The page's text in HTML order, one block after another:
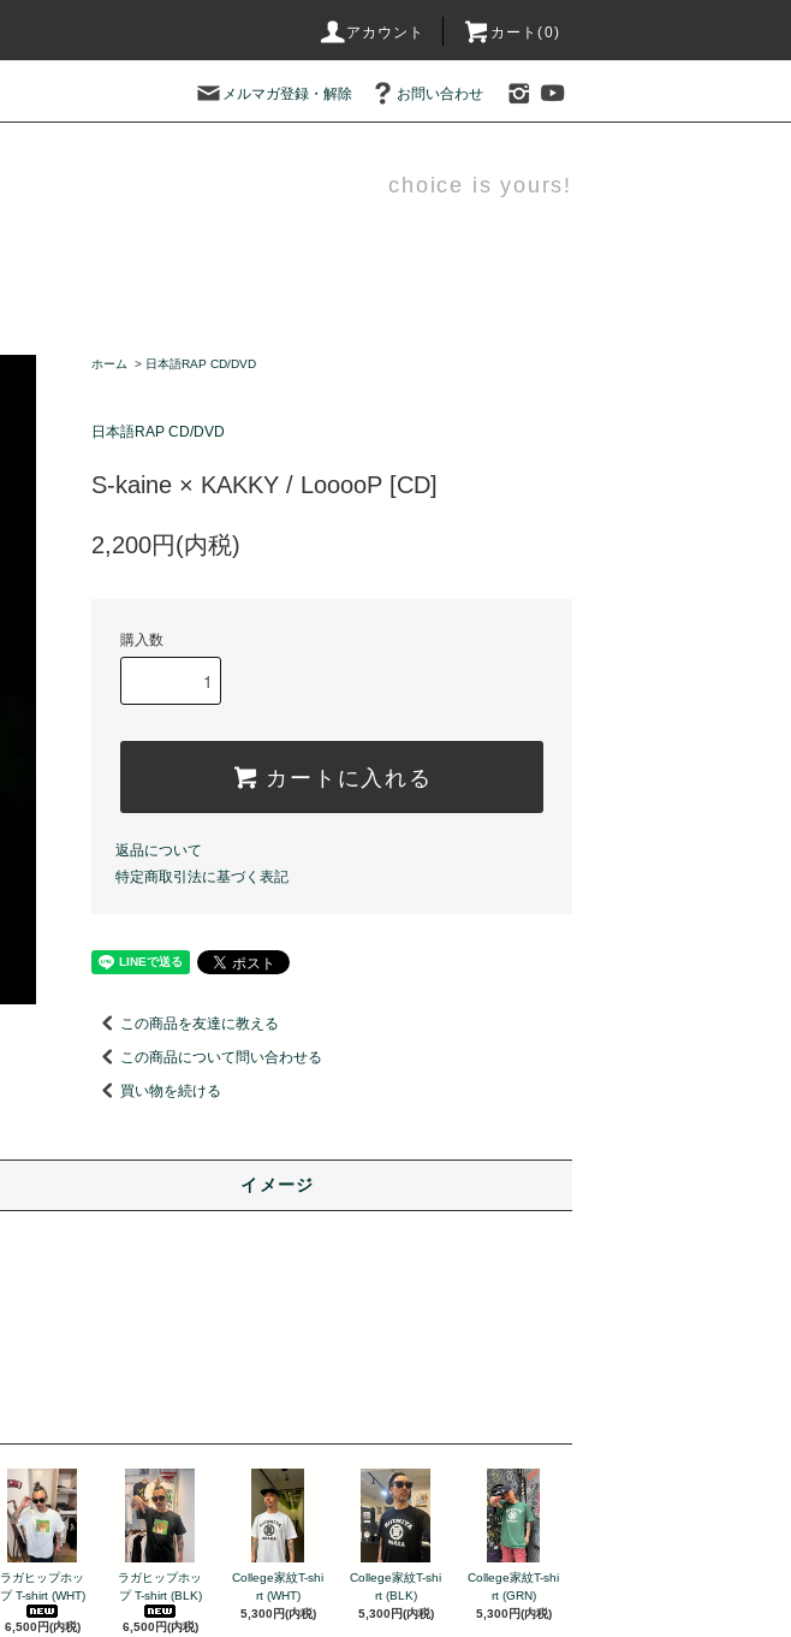
アカウント カート(0)
メルマガ登録・解除 お問い合わせ
choice is yours!
ホーム > 日本語RAP CD/DVD
日本語RAP CD/DVD
S-kaine × KAKKY / LooooP [CD]
2,200円(内税)
購入数
カートに入れる
返品について
特定商取引法に基づく表記
この商品を友達に教える
この商品について問い合わせる
買い物を続ける
イメージ
ラガヒップホッ
プ T-shirt (WHT)
6,500円(内税)
ラガヒップホッ
プ T-shirt (BLK)
6,500円(内税)
College家紋T-shi
rt (WHT)
5,300円(内税)
College家紋T-shi
rt (BLK)
5,300円(内税)
College家紋T-shi
rt (GRN)
5,300円(内税)